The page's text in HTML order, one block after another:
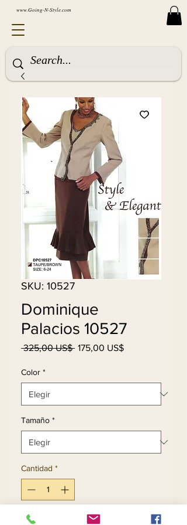
www.Going-N-Style.com
SKU: 10527
Dominique
Palacios 10527
325,00 US$ Precio
175,00 US$Precio
Color *
Tamaño *
Cantidad *